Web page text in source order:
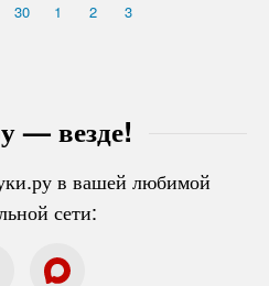
— везде!
в вашей любимой
сети:
30 1 2 3